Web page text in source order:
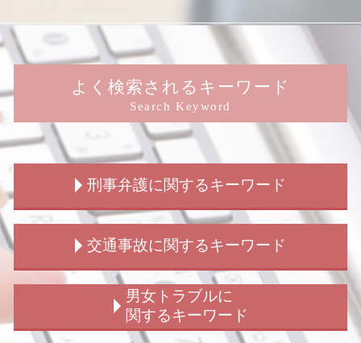
よく検索されるキーワード
Search Keyword
刑事弁護に関するキーワード
刑事弁護 無罪
刑事事件 加害者 弁護士
刑事事件 告訴
刑事事件 弁護士
刑事事件 種類
交通事故に関するキーワード
交通事故 流れ
交通事故 過失割合 納得 いかない
交通事故 示談 請求書
男女トラブルに
関するキーワード